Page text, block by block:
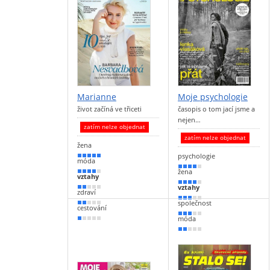
Marianne
život začíná ve třiceti
zatím nelze objednat
žena
90 %
móda
70 %
vztahy
40 %
zdraví
30 %
cestování
20 %
Moje psychologie
časopis o tom jací jsme a
nejen…
zatím nelze objednat
psychologie
80 %
žena
70 %
vztahy
60 %
společnost
50 %
móda
30 %